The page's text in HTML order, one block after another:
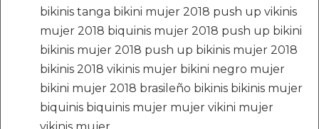
bikinis tanga bikini mujer 2018 push up vikinis
mujer 2018 biquinis mujer 2018 push up bikini
bikinis mujer 2018 push up bikinis mujer 2018
bikinis 2018 vikinis mujer bikini negro mujer
bikini mujer 2018 brasileño bikinis bikinis mujer
biquinis biquinis mujer mujer vikini mujer